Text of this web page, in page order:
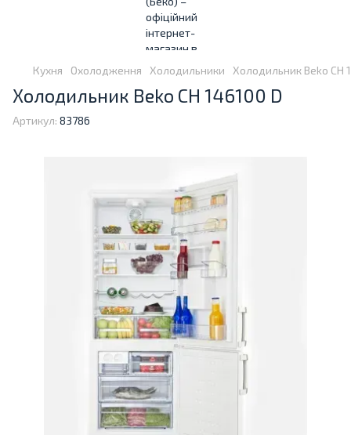
Кухня Охолодження Холодильники Холодильник Beko CH
Холодильник Beko CH 146100 D
Артикул: 83786